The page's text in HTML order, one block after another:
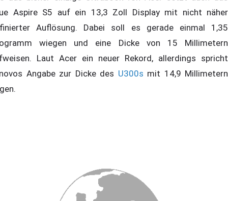
Aspire S5 auf ein 13,3 Zoll Display mit nicht näher
Auflösung. Dabei soll es gerade einmal 1,35
wiegen und eine Dicke von 15 Millimetern
Laut Acer ein neuer Rekord, allerdings spricht
Angabe zur Dicke des U300s mit 14,9 Millimetern